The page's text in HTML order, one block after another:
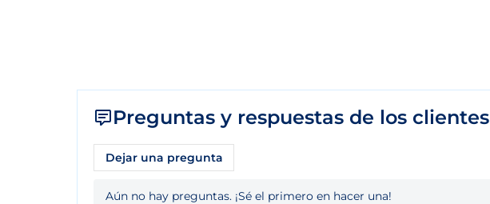
Preguntas y respuestas de los clientes
Dejar una pregunta
Aún no hay preguntas. ¡Sé el primero en hacer una!